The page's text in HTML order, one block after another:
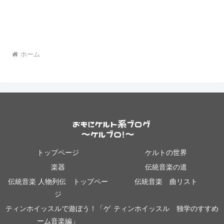
ホーム
トップページ
ケルトの世界
楽器
伝統音楽の道
伝統音楽 人物列伝 トップペー
ジ
伝統音楽 曲リスト
ティンホイッスルで遊ぼう！「ゲ
ーム音楽編」
ティンホイッスル 独学のすすめ